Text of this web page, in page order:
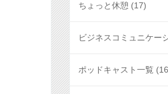
ちょっと休憩 (17)
ビジネスコミュニケー
ポッドキャスト一覧